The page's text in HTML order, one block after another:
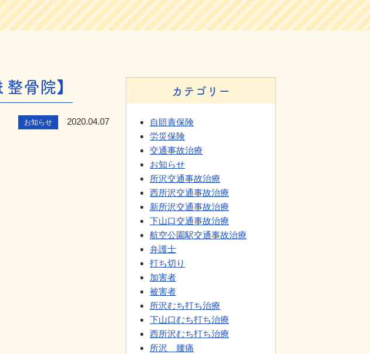
骨院】
お知らせ 2020.04.07
カテゴリー
自賠責保険
労災保険
交通事故治療
お知らせ
所沢交通事故治療
西所沢交通事故治療
新所沢交通事故治療
下山口交通事故治療
航空公園駅交通事故治療
弁護士
打ち切り
加害者
被害者
所沢むち打ち治療
下山口むち打ち治療
西所沢むち打ち治療
所沢 腰痛